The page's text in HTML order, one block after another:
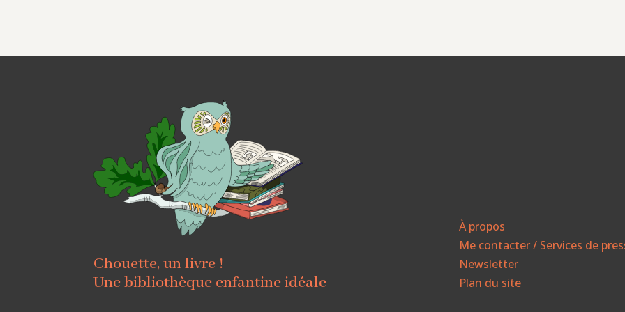
Chouette, un livre !
Une bibliothèque enfantine idéale
À propos
Me contacter / Services de
Newsletter
Plan du site